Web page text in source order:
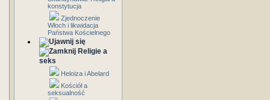
konstytucja
Zjednoczenie
Włoch i likwidacja
Państwa Kościelnego
Religie a
seks
Heloiza i Abelard
Kościół a
seksualność